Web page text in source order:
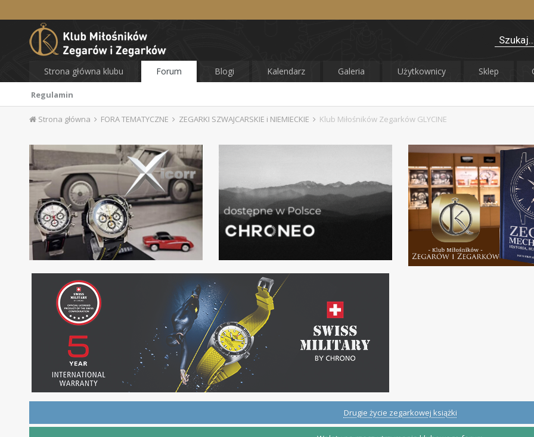
Strona główna klubu Forum
Regulamin
Blogi Kalendarz Galeria Użytkownicy Sklep
Strona główna FORA TEMATYCZNE ZEGARKI SZWAJCARSKIE i NIEMIECKIE Klub Miłośników Zegarków GLYCINE
Drugie życie zegarkowej książki